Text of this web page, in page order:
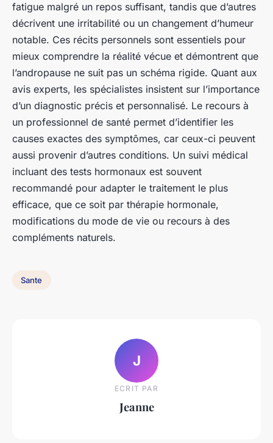
fatigue malgré un repos suffisant, tandis que d’autres
décrivent une irritabilité ou un changement d’humeur
notable. Ces récits personnels sont essentiels pour
mieux comprendre la réalité vécue et démontrent que
l’andropause ne suit pas un schéma rigide. Quant aux
avis experts, les spécialistes insistent sur l’importance
d’un diagnostic précis et personnalisé. Le recours à
un professionnel de santé permet d’identifier les
causes exactes des symptômes, car ceux-ci peuvent
aussi provenir d’autres conditions. Un suivi médical
incluant des tests hormonaux est souvent
recommandé pour adapter le traitement le plus
efficace, que ce soit par thérapie hormonale,
modifications du mode de vie ou recours à des
compléments naturels.
Sante
J
ECRIT PAR
Jeanne